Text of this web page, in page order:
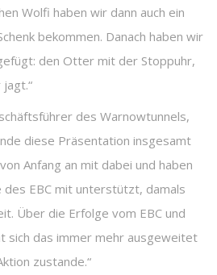
Wolfi haben wir dann auch ein
bekommen. Danach haben wir
den Otter mit der Stoppuhr,
des Warnowtunnels,
diese Präsentation insgesamt
Anfang an mit dabei und haben
EBC mit unterstützt, damals
Über die Erfolge vom EBC und
sich das immer mehr ausgeweitet
zustande.“